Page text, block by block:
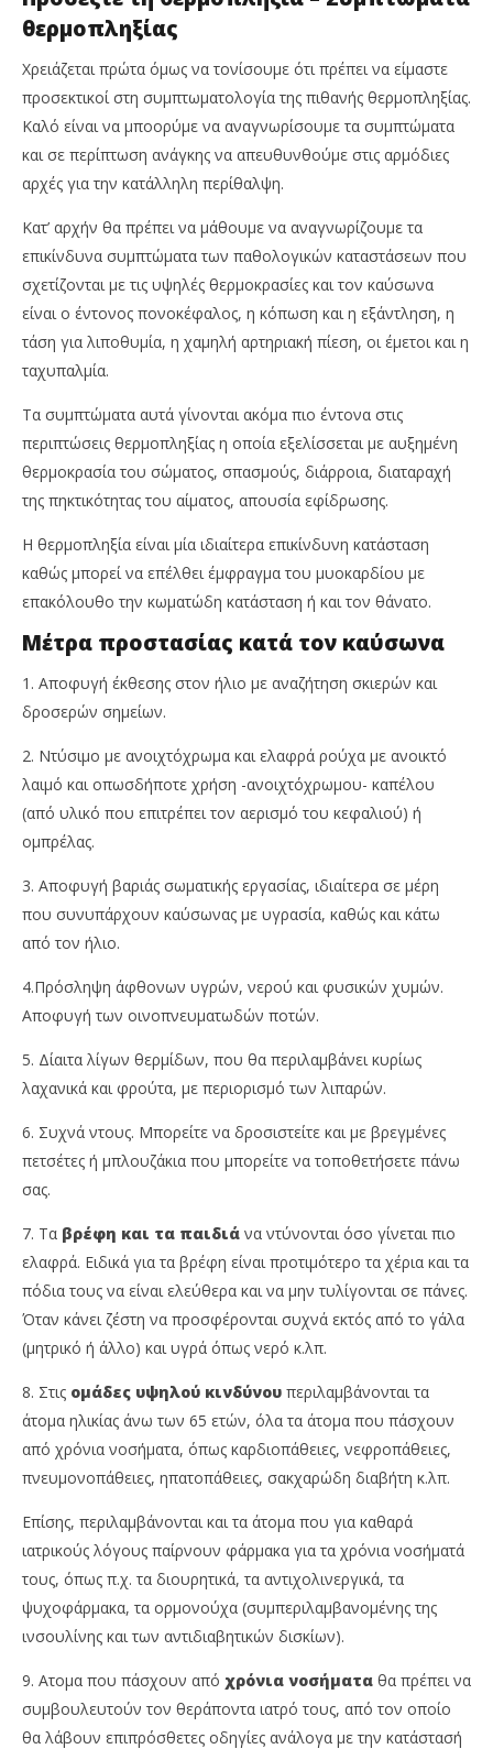
θερμοπληξίας
Χρειάζεται πρώτα όμως να τονίσουμε ότι πρέπει να είμαστε
προσεκτικοί στη συμπτωματολογία της πιθανής θερμοπληξίας.
Καλό είναι να μποορύμε να αναγνωρίσουμε τα συμπτώματα
και σε περίπτωση ανάγκης να απευθυνθούμε στις αρμόδιες
αρχές για την κατάλληλη περίθαλψη.
Κατ’ αρχήν θα πρέπει να μάθουμε να αναγνωρίζουμε τα
επικίνδυνα συμπτώματα των παθολογικών καταστάσεων που
σχετίζονται με τις υψηλές θερμοκρασίες και τον καύσωνα
είναι ο έντονος πονοκέφαλος, η κόπωση και η εξάντληση, η
τάση για λιποθυμία, η χαμηλή αρτηριακή πίεση, οι έμετοι και η
ταχυπαλμία.
Τα συμπτώματα αυτά γίνονται ακόμα πιο έντονα στις
περιπτώσεις θερμοπληξίας η οποία εξελίσσεται με αυξημένη
θερμοκρασία του σώματος, σπασμούς, διάρροια, διαταραχή
της πηκτικότητας του αίματος, απουσία εφίδρωσης.
Η θερμοπληξία είναι μία ιδιαίτερα επικίνδυνη κατάσταση
καθώς μπορεί να επέλθει έμφραγμα του μυοκαρδίου με
επακόλουθο την κωματώδη κατάσταση ή και τον θάνατο.
Μέτρα προστασίας κατά τον καύσωνα
1. Αποφυγή έκθεσης στον ήλιο με αναζήτηση σκιερών και
δροσερών σημείων.
2. Ντύσιμο με ανοιχτόχρωμα και ελαφρά ρούχα με ανοικτό
λαιμό και οπωσδήποτε χρήση -ανοιχτόχρωμου- καπέλου
(από υλικό που επιτρέπει τον αερισμό του κεφαλιού) ή
ομπρέλας.
3. Αποφυγή βαριάς σωματικής εργασίας, ιδιαίτερα σε μέρη
που συνυπάρχουν καύσωνας με υγρασία, καθώς και κάτω
από τον ήλιο.
4.Πρόσληψη άφθονων υγρών, νερού και φυσικών χυμών.
Αποφυγή των οινοπνευματωδών ποτών.
5. Δίαιτα λίγων θερμίδων, που θα περιλαμβάνει κυρίως
λαχανικά και φρούτα, με περιορισμό των λιπαρών.
6. Συχνά ντους. Μπορείτε να δροσιστείτε και με βρεγμένες
πετσέτες ή μπλουζάκια που μπορείτε να τοποθετήσετε πάνω
σας.
7. Τα βρέφη και τα παιδιά να ντύνονται όσο γίνεται πιο
ελαφρά. Ειδικά για τα βρέφη είναι προτιμότερο τα χέρια και τα
πόδια τους να είναι ελεύθερα και να μην τυλίγονται σε πάνες.
Όταν κάνει ζέστη να προσφέρονται συχνά εκτός από το γάλα
(μητρικό ή άλλο) και υγρά όπως νερό κ.λπ.
8. Στις ομάδες υψηλού κινδύνου περιλαμβάνονται τα
άτομα ηλικίας άνω των 65 ετών, όλα τα άτομα που πάσχουν
από χρόνια νοσήματα, όπως καρδιοπάθειες, νεφροπάθειες,
πνευμονοπάθειες, ηπατοπάθειες, σακχαρώδη διαβήτη κ.λπ.
Επίσης, περιλαμβάνονται και τα άτομα που για καθαρά
ιατρικούς λόγους παίρνουν φάρμακα για τα χρόνια νοσήματά
τους, όπως π.χ. τα διουρητικά, τα αντιχολινεργικά, τα
ψυχοφάρμακα, τα ορμονούχα (συμπεριλαμβανομένης της
ινσουλίνης και των αντιδιαβητικών δισκίων).
9. Ατομα που πάσχουν από χρόνια νοσήματα θα πρέπει να
συμβουλευτούν τον θεράποντα ιατρό τους, από τον οποίο
θα λάβουν επιπρόσθετες οδηγίες ανάλογα με την κατάστασή